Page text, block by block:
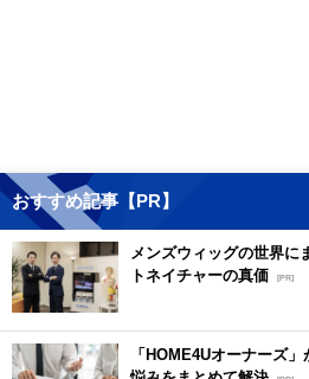
おすすめ記事【PR】
メンズウィッグの世界に
トネイチャーの真価 [PR]
「HOME4Uオーナーズ